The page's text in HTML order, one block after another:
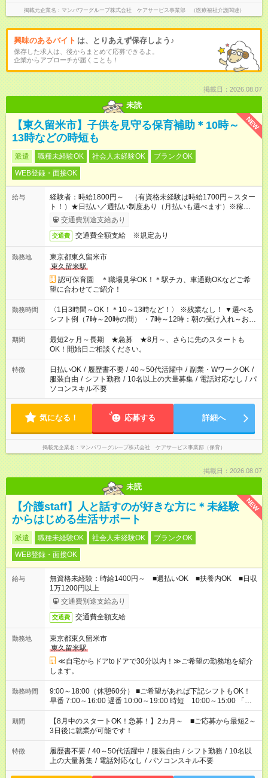
掲載元企業名 マンパワーグループ株式会社 ケアサービス事業部 （医療福祉介護関連）
興味のあるバイト は、とりあえず保存しよう♪
保存した求人は、後からまとめて応募できるよ。
企業からアプローチが届くことも！
掲載日：2026.08.07
未読
NEW
【東久留米市】子供を見守る保育補助＊10時～
13時などの時短も
派遣 職種未経験OK 社会人未経験OK
ブランクOK
WEB登録・面接OK
給与
経験者：時給1800円～ （有資格未経験は時給1700円～スター
ト！）★日払い／週払い制度あり（月払いも選べます）※稼働開
始時は手続き完了次第のお支払いとなります★フルタイムできる
方は100円アップ！
交通費別途支給あり
交通費 交通費全額支給 ※規定あり
勤務地
東京都東久留米市
東久留米駅
認可保育園 ＊職場見学OK！＊駅チカ、車通勤OKなどご希
望に合わせてご紹介！
勤務時間
〈1日3時間～OK！＊10～13時など！〉 ※残業なし！ ▼選べる
シフト例（7時～20時の間） ・7時～12時：朝の受け入れ～お昼
の準備 ・10時～13時：園児の見守り～お昼の補助 ・9時～16
時：帰りの会まで！子供の成長を見守る ・15時～20時：夜のお
迎えサポート
期間
最短2ヶ月～長期 ★急募 ★8月～、さらに先のスタートも
OK！開始日ご相談ください。
特徴 日払いOK / 履歴書不要 / 40～50代活躍中 / 副業・WワークOK /
服装自由 / シフト勤務 / 10名以上の大量募集 / 電話対応なし / パ
ソコンスキル不要
気になる！ 応募する 詳細へ
掲載元企業名 マンパワーグループ株式会社 ケアサービス事業部（保育）
掲載日：2026.08.07
未読
NEW
【介護staff】人と話すのが好きな方に＊未経験
からはじめる生活サポート
派遣 職種未経験OK 社会人未経験OK
ブランクOK
WEB登録・面接OK
給与
無資格未経験：時給1400円～ ■週払いOK ■扶養内OK ■日収
1万1200円以上
交通費別途支給あり
交通費 交通費全額支給
勤務地
東京都東久留米市
東久留米駅
≪自宅からドアtoドアで30分以内！≫ご希望の勤務地を紹介
します。
勤務時間
9:00～18:00（休憩60分） ■ご希望があれば下記シフトもOK！
早番 7:00～16:00 遅番 10:00～19:00 時短 10:00～15:00 「家
族と休みを合わせたい」 「余裕を持って夕飯の準備がしたい」
「できれば残業はしたくない」 など、ご希望を教えてください
ね。 ※Wワーク希望の方へ 今ご覧のお仕事で希望する勤務時間
と、もう1つのお仕事の勤務時間。 合計で週40時間を超える場
合は応募できません。
期間
【8月中のスタートOK！急募！】2カ月～ ■ご応募から最短2～
3日後に就業が可能です！
特徴 履歴書不要 / 40～50代活躍中 / 服装自由 / シフト勤務 / 10名以
上の大量募集 / 電話対応なし / パソコンスキル不要